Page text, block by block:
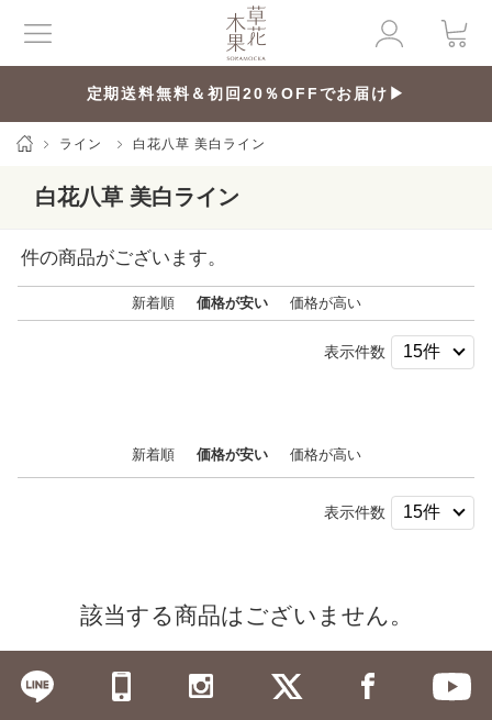
定期送料無料＆初回20％OFFでお届け▶
ライン 白花八草 美白ライン
白花八草 美白ライン
件の商品がございます。
新着順 価格が安い 価格が高い
表示件数
新着順 価格が安い 価格が高い
表示件数
該当する商品はございません。